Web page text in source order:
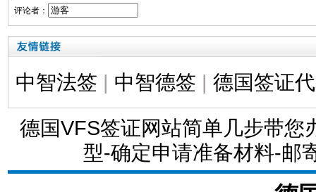
评论者：
中智法签 | 中智德签 | 德国签证
德国VFS签证网站简单几步带您
型-确定申请准备材料-邮